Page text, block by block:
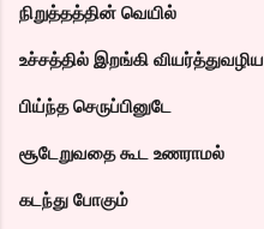
நிறுத்தத்தின் வெயில்
உச்சத்தில் இறங்கி வியர்த்துவழிய
பிய்ந்த செருப்பினுடே
சூடேறுவதை கூட உணராமல்
கடந்து போகும்